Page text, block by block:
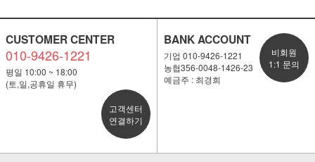
CUSTOMER CENTER
010-9426-1221
평일 10:00 ~ 18:00
(토,일,공휴일 휴무)
고객센터
연결하기
BANK ACCOUNT
기업 010-9426-1221
농협356-0048-1426-23
예금주 : 최경희
비회원
1:1 문의